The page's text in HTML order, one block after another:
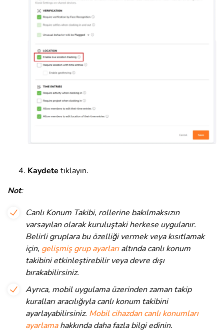
Kaydete tıklayın.
Not:
Canlı Konum Takibi, rollerine bakılmaksızın
varsayılan olarak kuruluştaki herkese uygulanır.
Belirli gruplara bu özelliği vermek veya kısıtlamak
için, gelişmiş grup ayarlarıaltında canlı konum
takibini etkinleştirebilir veya devre dışı
bırakabilirsiniz.
Ayrıca, mobil uygulama üzerinden zaman takip
kuralları aracılığıyla canlı konum takibini
ayarlayabilirsiniz. Mobil cihazdan canlı konumları
ayarlamahakkında daha fazla bilgi edinin.